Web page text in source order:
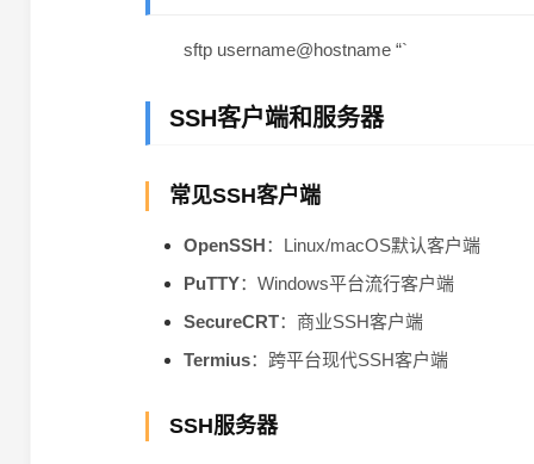
sftp username@hostname “`
SSH客户端和服务器
常见SSH客户端
OpenSSH：Linux/macOS默认客户端
PuTTY：Windows平台流行客户端
SecureCRT：商业SSH客户端
Termius：跨平台现代SSH客户端
SSH服务器